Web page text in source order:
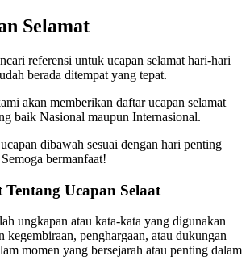
Selamat
referensi untuk ucapan selamat hari-hari
berada ditempat yang tepat.
akan memberikan daftar ucapan selamat
baik Nasional maupun Internasional.
dibawah sesuai dengan hari penting
bermanfaat!
Ucapan Selaat
ungkapan atau kata-kata yang digunakan
kegembiraan, penghargaan, atau dukungan
momen yang bersejarah atau penting dalam